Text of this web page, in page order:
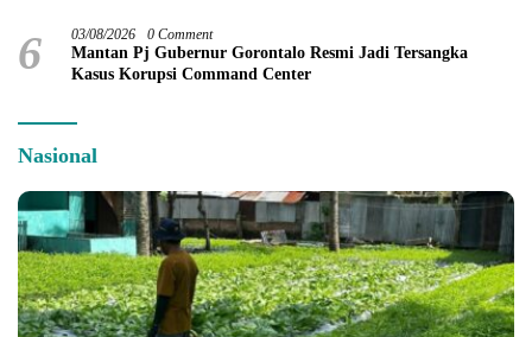
6 03/08/2026 0 Comment
Mantan Pj Gubernur Gorontalo Resmi Jadi Tersangka
Kasus Korupsi Command Center
Nasional